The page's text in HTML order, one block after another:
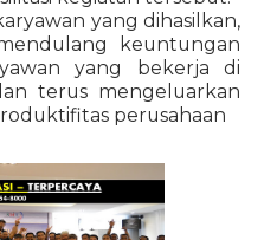
yang dihasilkan,
keuntungan
yang bekerja di
terus mengeluarkan
perusahaan